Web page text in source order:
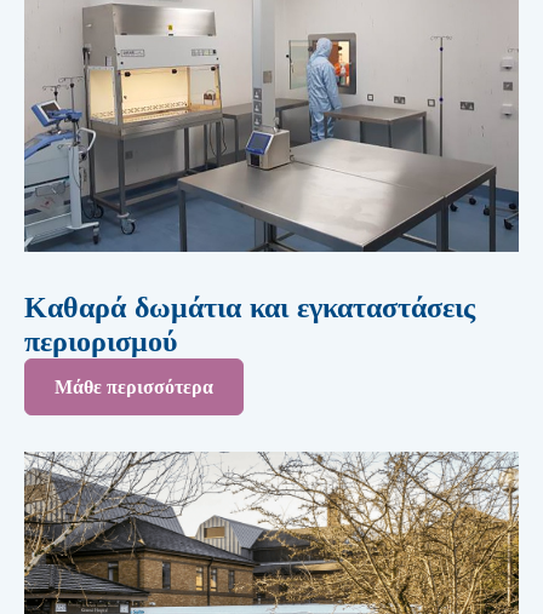
Καθαρά δωμάτια και εγκαταστάσεις
περιορισμού
Μάθε περισσότερα